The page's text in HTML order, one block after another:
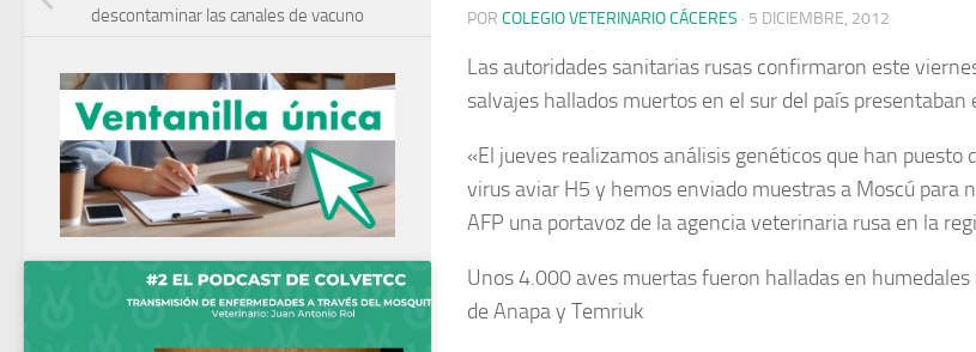
POR COLEGIO VETERINARIO CÁCERES · 5 DICIEMBRE, 2012
Las autoridades sanitarias rusas confirmaron este
salvajes hallados muertos en el sur del país presentaban
«El jueves realizamos análisis genéticos que han puesto
virus aviar H5 y hemos enviado muestras a Moscú para
AFP una portavoz de la agencia veterinaria rusa en la
Unos 4.000 aves muertas fueron halladas en
de Anapa y Temriuk
descontaminar las canales de vacuno